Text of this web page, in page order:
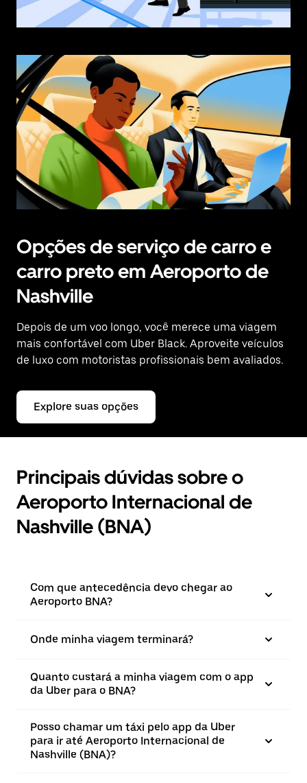
Opções de serviço de carro e
carro preto em Aeroporto de
Nashville
Depois de um voo longo, você merece uma viagem
mais confortável com Uber Black. Aproveite veículos
de luxo com motoristas profissionais bem avaliados.
Explore suas opções
Principais dúvidas sobre o
Aeroporto Internacional de
Nashville (BNA)
Com que antecedência devo chegar ao
Aeroporto BNA?
Onde minha viagem terminará?
Quanto custará a minha viagem com o app
da Uber para o BNA?
Posso chamar um táxi pelo app da Uber
para ir até Aeroporto Internacional de
Nashville (BNA)?